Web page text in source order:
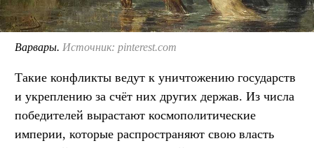
Варвары. Источник: pinterest.com
Такие конфликты ведут к уничтожению государств
и укреплению за счёт них других держав. Из числа
победителей вырастают космополитические
империи, которые распространяют свою власть